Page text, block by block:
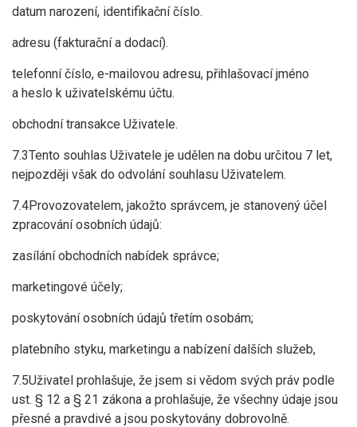
datum narození, identifikační číslo.
adresu (fakturační a dodací).
telefonní číslo, e-mailovou adresu, přihlašovací jméno
a heslo k uživatelskému účtu.
obchodní transakce Uživatele.
7.3Tento souhlas Uživatele je udělen na dobu určitou 7 let,
nejpozději však do odvolání souhlasu Uživatelem.
7.4Provozovatelem, jakožto správcem, je stanovený účel
zpracování osobních údajů:
zasílání obchodních nabídek správce;
marketingové účely;
poskytování osobních údajů třetím osobám;
platebního styku, marketingu a nabízení dalších služeb,
7.5Uživatel prohlašuje, že jsem si vědom svých práv podle
ust. § 12 a § 21 zákona a prohlašuje, že všechny údaje jsou
přesné a pravdivé a jsou poskytovány dobrovolně.